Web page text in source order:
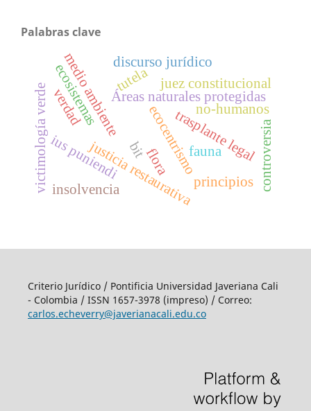
Palabras clave
trasplante legal
Áreas naturales protegidas
ecocentrismo
flora fauna
medio ambiente
ecosistemas
justicia restaurativa
ius puniendi
no-humanos
victimología verde bit controversia
tutela juez constitucional
insolvencia
discurso jurídico
principios
verdad
Criterio Jurídico / Pontificia Universidad Javeriana Cali
- Colombia / ISSN 1657-3978 (impreso) / Correo:
carlos.echeverry@javerianacali.edu.co